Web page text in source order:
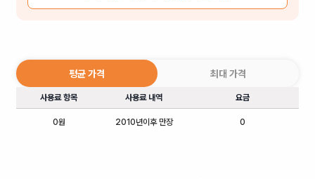
평균 가격 최대 가격
사용료 항목 사용료 내역 요금
0원 2010년이후 만장 0